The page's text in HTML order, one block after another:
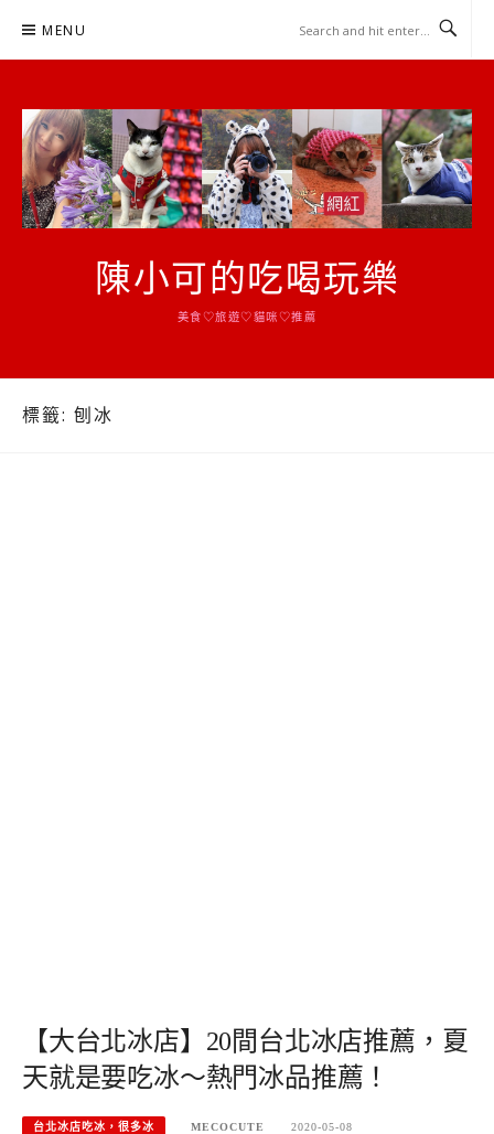
MENU
陳小可的吃喝玩樂
美食♡旅遊♡貓咪♡推薦
標籤: 刨冰
【大台北冰店】20間台北冰店推薦，夏
天就是要吃冰～熱門冰品推薦！
台北冰店吃冰，很多冰 MECOCUTE 2020-05-08